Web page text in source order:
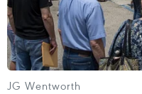
JG Wentworth